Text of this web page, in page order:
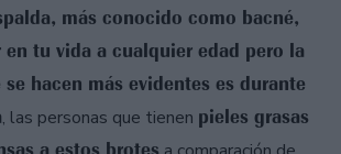
más conocido como bacné,
en tu vida a cualquier edad pero la
hacen más evidentes es durante
, las personas que tienen pieles grasas